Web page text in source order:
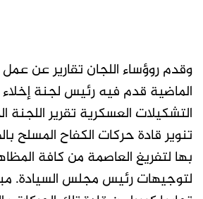
وقدم روؤساء اللجان تقارير عن عمل
الماضية قدم فيه رئيس لجنة
التشكيلات العسكرية تقرير اللجنة
تنوير قادة حركات الكفاح المسلح
بها لتفريغ العاصمة من كافة
لتوجيهات رئيس مجلس السيادة.